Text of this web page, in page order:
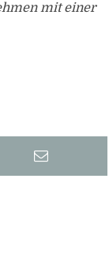
mit einer